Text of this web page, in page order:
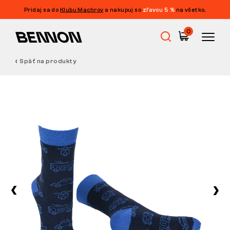
Pridaj sa do Klubu Machrov a nakupuj so zľavou 5 % na všetko.
0
Barefoot
Outdoor
Voľnočasová obuv
Späť na produkty